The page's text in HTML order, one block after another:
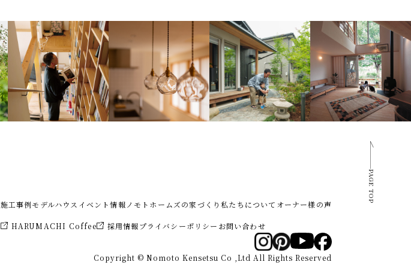
施工事例モデルハウス イベント情報 ノモトホームズの家づくり私たちについて オーナー様の声
HARUMACHI Coffee 採用情報プライバシーポリシー お問い合わせ
Copyright © Nomoto Kensetsu Co ,Ltd All Rights Reserved
PAGE TOP